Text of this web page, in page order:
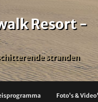
Resort -
stranden
Foto's &